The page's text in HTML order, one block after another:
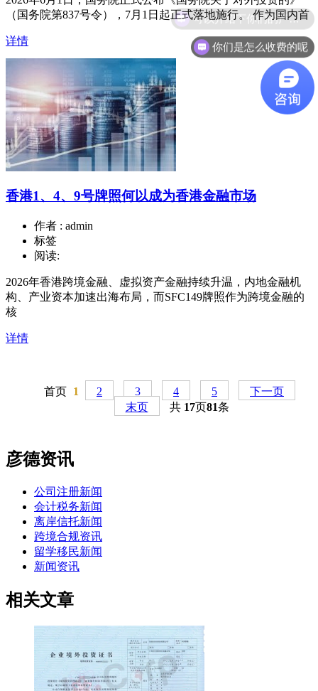
（国务院第837号令），7月1日起正式落地施行。 作为国内首
详情
香港1、4、9号牌照何以成为香港金融市场
作者 : admin
标签
阅读:
2026年香港跨境金融、虚拟资产金融持续升温，内地金融机
构、产业资本加速出海布局，而SFC149牌照作为跨境金融的
核
详情
首页 1 2 3 4 5
下一页
末页
共 17页81条
彦德资讯
公司注册新闻
会计税务新闻
离岸信托新闻
跨境合规资讯
留学移民新闻
新闻资讯
相关文章
你们是怎么收费的呢